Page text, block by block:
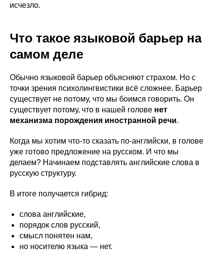
исчезло.
Что такое языковой барьер на
самом деле
Обычно языковой барьер объясняют страхом. Но с
точки зрения психолингвистики всё сложнее. Барьер
существует не потому, что мы боимся говорить. Он
существует потому, что в нашей голове нет
механизма порождения иностранной речи.
Когда мы хотим что-то сказать по-английски, в голове
уже готово предложение на русском. И что мы
делаем? Начинаем подставлять английские слова в
русскую структуру.
В итоге получается гибрид:
слова английские,
порядок слов русский,
смысл понятен нам,
но носителю языка — нет.